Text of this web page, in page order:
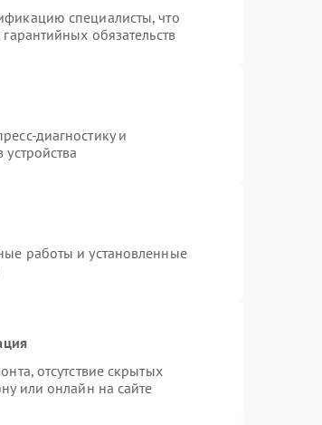
специалисты, что
обязательств
диагностику и
работы и установленные
отсутствие скрытых
или онлайн на сайте